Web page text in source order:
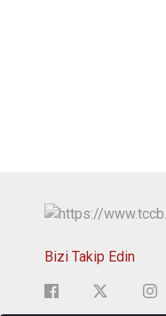
Bizi Takip Edin